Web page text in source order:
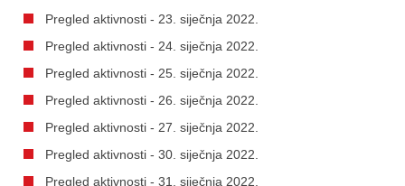
Pregled aktivnosti - 23. siječnja 2022.
Pregled aktivnosti - 24. siječnja 2022.
Pregled aktivnosti - 25. siječnja 2022.
Pregled aktivnosti - 26. siječnja 2022.
Pregled aktivnosti - 27. siječnja 2022.
Pregled aktivnosti - 30. siječnja 2022.
Pregled aktivnosti - 31. siječnja 2022.